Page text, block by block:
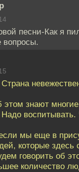
песни-Как я
вопросы.
знают
мы еще в
которые здесь
говорить об
количество